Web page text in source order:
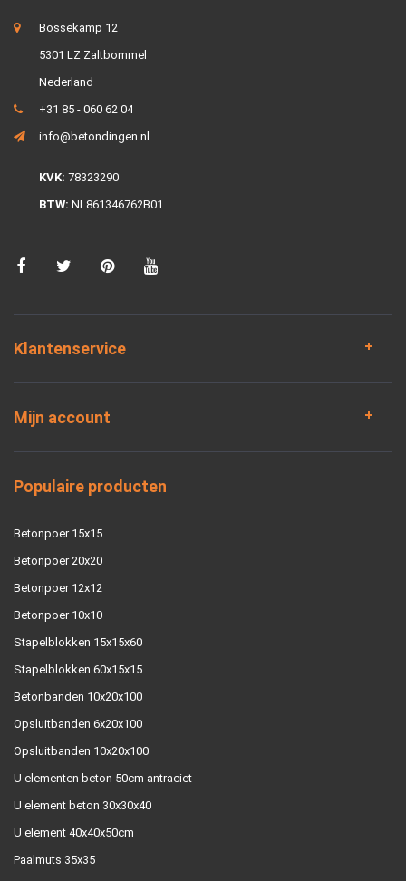
Bossekamp 12
5301 LZ Zaltbommel
Nederland
+31 85 - 060 62 04
info@betondingen.nl
KVK: 78323290
BTW: NL861346762B01
Klantenservice
Mijn account
Populaire producten
Betonpoer 15x15
Betonpoer 20x20
Betonpoer 12x12
Betonpoer 10x10
Stapelblokken 15x15x60
Stapelblokken 60x15x15
Betonbanden 10x20x100
Opsluitbanden 6x20x100
Opsluitbanden 10x20x100
U elementen beton 50cm antraciet
U element beton 30x30x40
U element 40x40x50cm
Paalmuts 35x35